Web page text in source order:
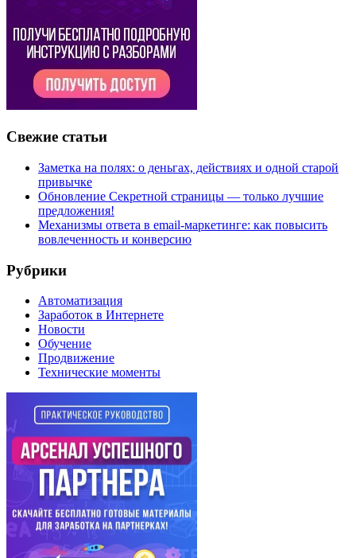
Свежие статьи
Заметка на полях: о деньгах, действиях и одной старой
привычке
Обновление Секретной страницы — только лучшие
предложения!
Механизмы ответа в email-маркетинге: как повысить
вовлеченность и конверсию
Рубрики
Автоматизация
Заработок в Интернете
Новости
Обучение
Продвижение
Технические моменты